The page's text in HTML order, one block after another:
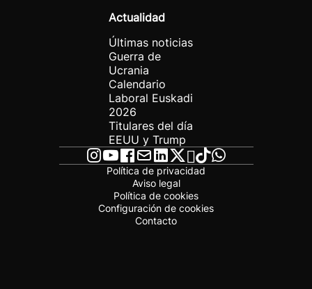
Actualidad
Últimas noticias
Guerra de
Ucrania
Calendario
Laboral Euskadi
2026
Titulares del día
EEUU y Trump
Política de privacidad
Aviso legal
Política de cookies
Configuración de cookies
Contacto